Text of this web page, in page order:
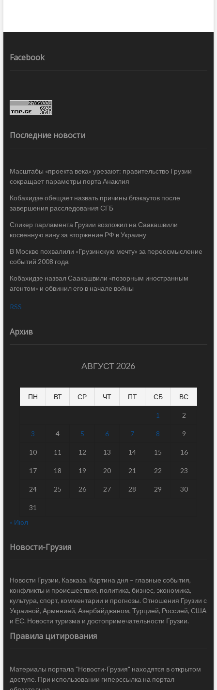
Facebook
Последние новости
Масштабы «проекта века» урезают: правительство Грузии
сокращает параметры порта Анаклия
Кобахидзе обещает назвать причины блэкаутов после
завершения расследования СГБ
Спикер парламента Грузии возложил на Саакашвили
косвенную вину за вторжение РФ в Украину
В Москве похвалили «Грузинскую мечту» за переосмысление
событий 2008 года
Кобахидзе назвал Саакашвили «позорным иностранным
агентом» и обвинил его в начале войны
RSS
Архив
АВГУСТ 2026
ПН ВТ СР ЧТ ПТ СБ ВС
1 2
3 4 5 6 7 8 9
10 11 12 13 14 15 16
17 18 19 20 21 22 23
24 25 26 27 28 29 30
31
« Июл
Новости-Грузия
Новости Грузии, Кавказа. Картина дня – главные события,
конфликты и происшествия, политика, бизнес, экономика,
культура, спорт, комментарии и прогнозы. Отношения Грузии с
Украиной, Арменией, Азербайджаном, Турцией, Россией, США
и ЕС. Новости туризма и достопримечательности Грузии.
Правила цитирования
Материалы портала "Новости-Грузия" находятся в открытом
доступе. При использовании гиперссылка на портал